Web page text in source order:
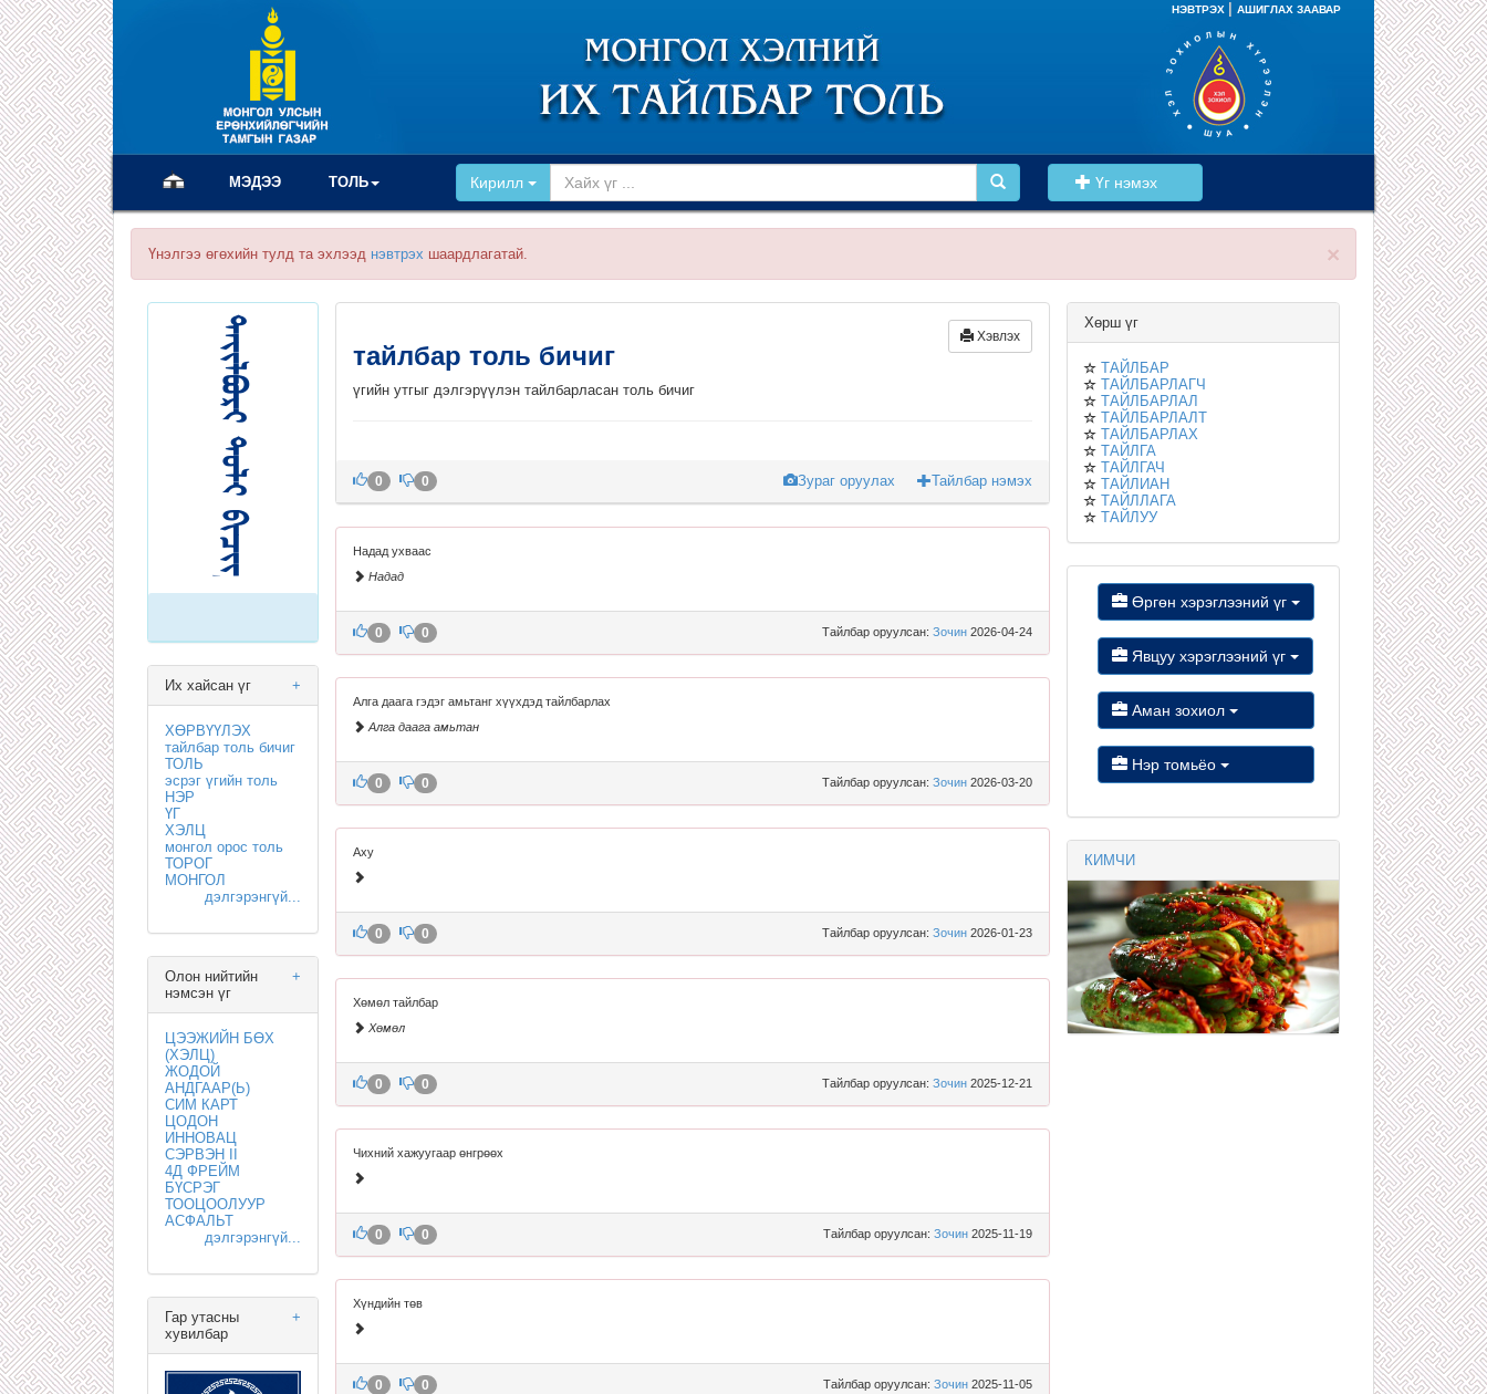
НЭВТРЭХ АШИГЛАХ ЗААВАР
(current)МЭДЭЭ ТОЛЬ Кирилл Үг нэмэх
×
Үнэлгээ өгөхийн тулд та эхлээд нэвтрэх шаардлагатай.
+
Их хайсан үг
ХӨРВҮҮЛЭХ
тайлбар толь бичиг
ТОЛЬ
эсрэг үгийн толь
НЭР
ҮГ
ХЭЛЦ
монгол орос толь
ТОРОГ
МОНГОЛ
дэлгэрэнгүй...
+
Олон нийтийн
нэмсэн үг
ЦЭЭЖИЙН БӨХ
(ХЭЛЦ)
ЖОДОЙ
АНДГААР(Ь)
СИМ КАРТ
ЦОДОН
ИННОВАЦ
СЭРВЭН II
4Д ФРЕЙМ
БҮСРЭГ
ТООЦООЛУУР
АСФАЛЬТ
дэлгэрэнгүй...
+
Гар утасны
хувилбар
Хэвлэх
тайлбар толь бичиг
үгийн утгыг дэлгэрүүлэн тайлбарласан толь бичиг
Зураг оруулах Тайлбар нэмэх
0 0
Надад ухваас
Надад
Тайлбар оруулсан: Зочин 2026-04-24
0 0
Алга даага гэдэг амьтанг хүүхдэд тайлбарлах
Алга даага амьтан
Тайлбар оруулсан: Зочин 2026-03-20
0 0
Аху
Тайлбар оруулсан: Зочин 2026-01-23
0 0
Хөмөл тайлбар
Хөмөл
Тайлбар оруулсан: Зочин 2025-12-21
0 0
Чихний хажуугаар өнгрөөх
Тайлбар оруулсан: Зочин 2025-11-19
0 0
Хүндийн төв
Тайлбар оруулсан: Зочин 2025-11-05
0 0
Хөрш үг
ТАЙЛБАР
ТАЙЛБАРЛАГЧ
ТАЙЛБАРЛАЛ
ТАЙЛБАРЛАЛТ
ТАЙЛБАРЛАХ
ТАЙЛГА
ТАЙЛГАЧ
ТАЙЛИАН
ТАЙЛЛАГА
ТАЙЛУУ
Өргөн хэрэглээний үг
Явцуу хэрэглээний үг
Аман зохиол
Нэр томьёо
КИМЧИ